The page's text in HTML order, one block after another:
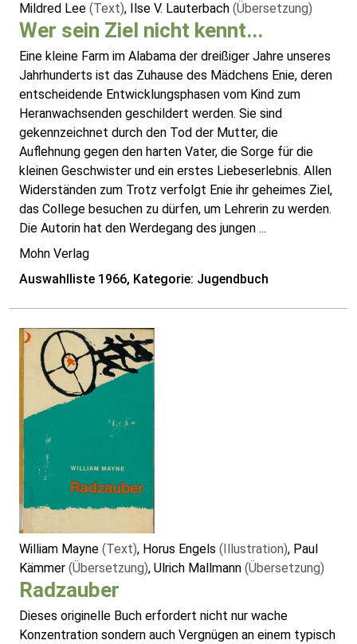
Mildred Lee (Text), Ilse V. Lauterbach (Übersetzung)
Wer sein Ziel nicht kennt...
Eine kleine Farm im Alabama der dreißiger Jahre unseres
Jahrhunderts ist das Zuhause des Mädchens Enie, deren
entscheidende Entwicklungsphasen vom Kind zum
Heranwachsenden geschildert werden. Sie sind
gekennzeichnet durch den Tod der Mutter, die
Auflehnung gegen den harten Vater, die Sorge für die
kleinen Geschwister und ein erstes Liebeserlebnis. Allen
Widerständen zum Trotz verfolgt Enie ihr geheimes Ziel,
das College besuchen zu dürfen, um Lehrerin zu werden.
Die Autorin hat den Werdegang des jungen ...
Mohn Verlag
Auswahlliste 1966, Kategorie: Jugendbuch
William Mayne (Text), Horus Engels (Illustration), Paul
Kämmer (Übersetzung), Ulrich Mallmann (Übersetzung)
Radzauber
Dieses originelle Buch erfordert nicht nur wache
Konzentration sondern auch Vergnügen an einem typisch